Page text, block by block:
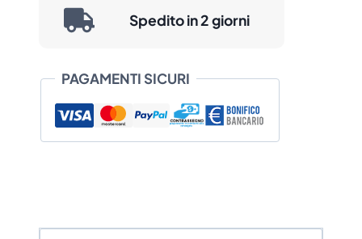
Spedito in 2 giorni
PAGAMENTI SICURI